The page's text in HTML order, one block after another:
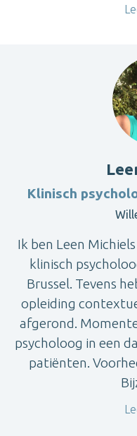
Klinisch
Ik ben Leen
klinisch
Brussel. Tevens
opleiding
afgerond.
psycholoog in een
patiënten.